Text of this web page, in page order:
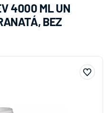
4000 ML UN
BEZ